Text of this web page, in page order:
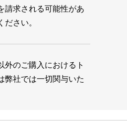
請求される可能性があ
ださい。
外のご購入におけるト
弊社では一切関与いた